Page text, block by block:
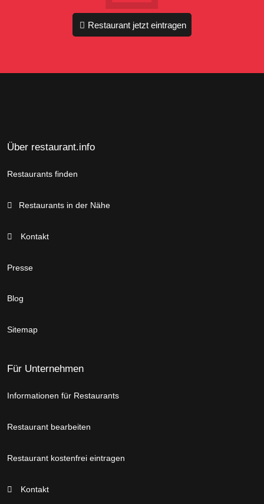
Restaurant jetzt eintragen
Über restaurant.info
Restaurants finden
Restaurants in der Nähe
Kontakt
Presse
Blog
Sitemap
Für Unternehmen
Informationen für Restaurants
Restaurant bearbeiten
Restaurant kostenfrei eintragen
Kontakt